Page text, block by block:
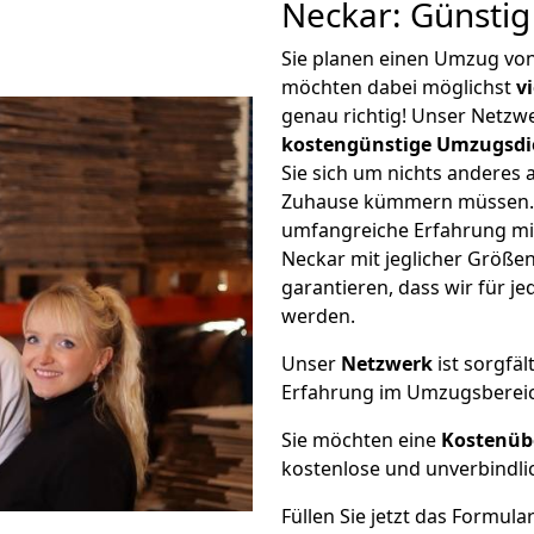
Neckar:
Sie planen einen Umzug
möchten dabei möglichst
genau richtig! Unser
kostengünstige
Sie sich um nichts anderes
Zuhause kümmern
umfangreiche Erfahrung
Neckar mit jeglicher
garantieren, dass wir für
werden.
Unser Netzwerk ist
Erfahrung im
Sie möchten eine
kostenlose und
Füllen Sie jetzt das